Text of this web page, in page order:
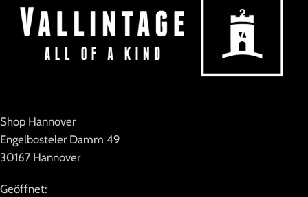
Shop Hannover
Engelbosteler Damm 49
30167 Hannover
Geöffnet: